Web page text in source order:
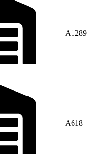
A1289
A618